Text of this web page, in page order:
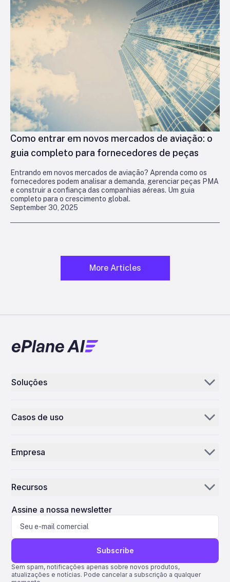
September 30, 2025
Como entrar em novos mercados de aviação: o
guia completo para fornecedores de peças
Entrando em novos mercados de aviação? Aprenda como os
fornecedores podem analisar a demanda, gerenciar peças PMA
e construir a confiança das companhias aéreas. Um guia
completo para o crescimento global.
More Articles
Soluções
E-mail IA
Controle de Missão
Casos de uso
MROs
AEC
Manufatura
Ciências da Vida
Empresa
Por que a ePlane AI
Carreiras
Contacte-nos
Recursos
Notícias
Blog
Assistência
Quantum ERP
AMOS ERP
Assine a nossa newsletter
Subscribe
Sem spam, notificações apenas sobre novos produtos,
atualizações e notícias. Pode cancelar a subscrição a qualquer